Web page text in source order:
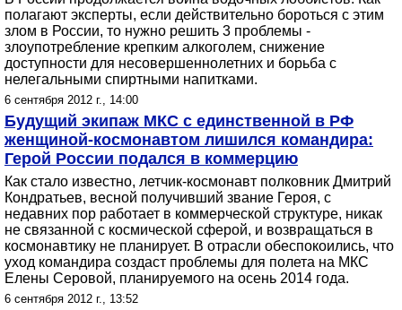
полагают эксперты, если действительно бороться с этим
злом в России, то нужно решить 3 проблемы -
злоупотребление крепким алкоголем, снижение
доступности для несовершеннолетних и борьба с
нелегальными спиртными напитками.
6 сентября 2012 г., 14:00
Будущий экипаж МКС с единственной в РФ
женщиной-космонавтом лишился командира:
Герой России подался в коммерцию
Как стало известно, летчик-космонавт полковник Дмитрий
Кондратьев, весной получивший звание Героя, с
недавних пор работает в коммерческой структуре, никак
не связанной с космической сферой, и возвращаться в
космонавтику не планирует. В отрасли обеспокоились, что
уход командира создаст проблемы для полета на МКС
Елены Серовой, планируемого на осень 2014 года.
6 сентября 2012 г., 13:52